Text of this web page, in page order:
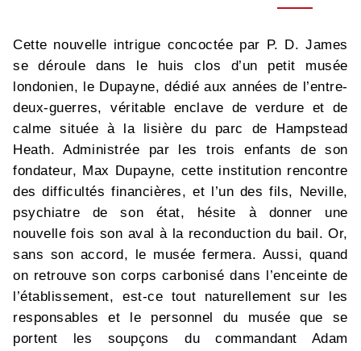
Cette nouvelle intrigue concoctée par P. D. James
se déroule dans le huis clos d’un petit musée
londonien, le Dupayne, dédié aux années de l’entre-
deux-guerres, véritable enclave de verdure et de
calme située à la lisière du parc de Hampstead
Heath. Administrée par les trois enfants de son
fondateur, Max Dupayne, cette institution rencontre
des difficultés financières, et l’un des fils, Neville,
psychiatre de son état, hésite à donner une
nouvelle fois son aval à la reconduction du bail. Or,
sans son accord, le musée fermera. Aussi, quand
on retrouve son corps carbonisé dans l’enceinte de
l’établissement, est-ce tout naturellement sur les
responsables et le personnel du musée que se
portent les soupçons du commandant Adam